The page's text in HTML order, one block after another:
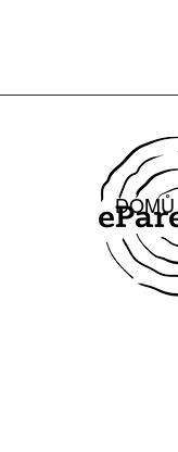
DOMŮ